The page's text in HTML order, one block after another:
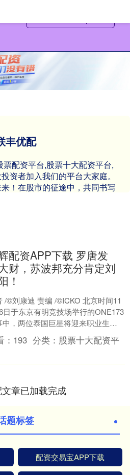
丰优配
配资平台,股票十大配资平台,
资者加入我们的平台大家庭。
！在股市的征途中，共同书写
配资APP下载 罗唐发
财，苏波邦充分肯定刘
！
/©刘康迪 责编 /©ICKO 北京时间11
日于东京有明竞技场举行的ONE173
中，两位泰国巨星将迎来职业生涯
键战役。 “铁人”罗唐将向空缺....
： 193 分类： 股票十大配资平
章已加载完成
题标签
配资交易宝APP下载